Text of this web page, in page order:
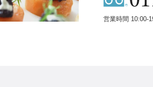
営業時間 10:00-